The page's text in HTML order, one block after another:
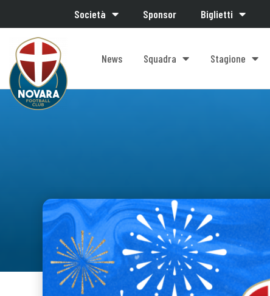
Società Sponsor Biglietti
News Squadra Stagione